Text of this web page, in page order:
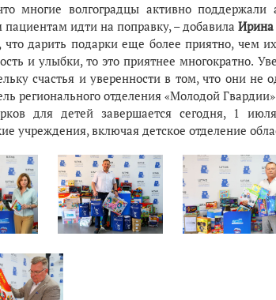
многие волгоградцы активно
идти на поправку, – добавила
что дарить подарки еще более приятно, чем
и улыбки, то это приятнее многократно.
счастья и уверенности в том, что они не
регионального отделения «Молодой
для детей завершается сегодня, 1
учреждения, включая детское отделение